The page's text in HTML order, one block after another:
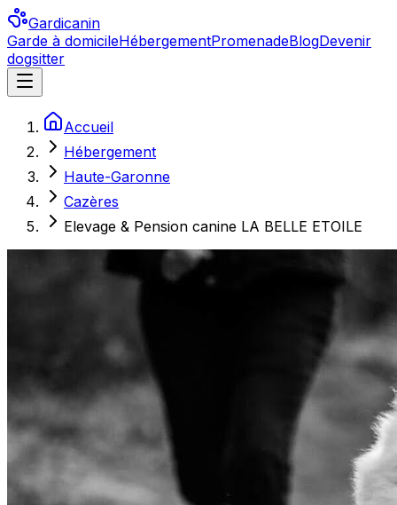
Gardicanin
Garde à domicileHébergementPromenadeBlogDevenir
dogsitter
Accueil
Hébergement
Haute-Garonne
Cazères
Elevage & Pension canine LA BELLE ETOILE